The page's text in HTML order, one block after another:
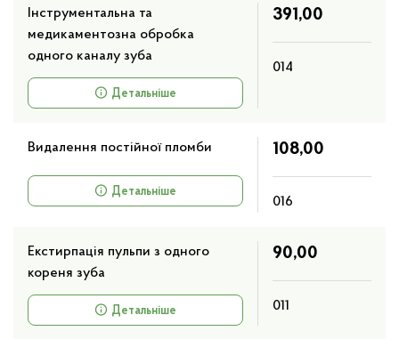
Лікувальні процедури
Лабораторні клініко-діагностичні
дослідження
Консультативний прийом
Функціональна діагностика
Ультразвукові дослідження
Фізіотерапевтичні процедури
Інструментальна та
медикаментозна обробка
одного каналу зуба
391,00
014
Детальніше
Видалення постійної пломби 108,00
016
Детальніше
Екстирпація пульпи з одного
кореня зуба
90,00
011
Детальніше